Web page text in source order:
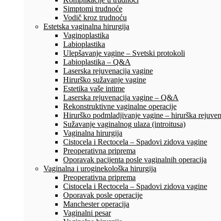
Simptomi trudnoće
Vodič kroz trudnoću
Estetska vaginalna hirurgija
Vaginoplastika
Labioplastika
Ulepšavanje vagine – Svetski protokoli
Labioplastika – Q&A
Laserska rejuvenacija vagine
Hirurško sužavanje vagine
Estetika vaše intime
Laserska rejuvenacija vagine – Q&A
Rekonstruktivne vaginalne operacije
Hirurško podmladjivanje vagine – hirurška
Sužavanje vaginalnog ulaza (introitusa)
Vaginalna hirurgija
Cistocela i Rectocela – Spadovi zidova vagine
Preoperativna priprema
Oporavak pacijenta posle vaginalnih operacija
Vaginalna i uroginekološka hirurgija
Preoperativna priprema
Cistocela i Rectocela – Spadovi zidova vagine
Oporavak posle operacije
Manchester operacija
Vaginalni pesar